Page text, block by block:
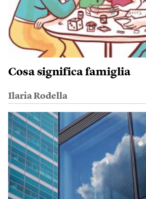
Cosa significa famiglia
Ilaria Rodella